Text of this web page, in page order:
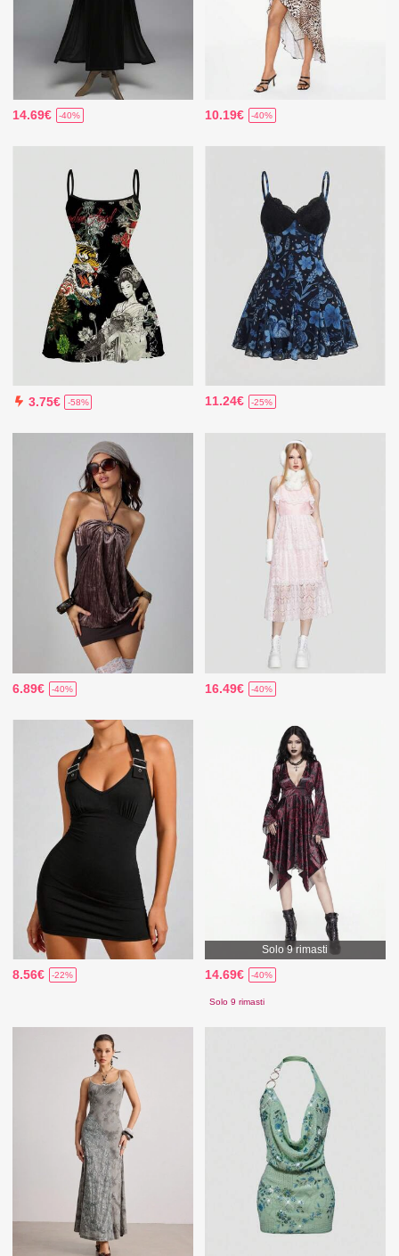
14.69€ -40% 10.19€ -40%
3.75€ -58% 11.24€ -25%
6.89€ -40% 16.49€ -40%
8.56€ -22%
Solo 9 rimasti
14.69€ -40%
Solo 9 rimasti